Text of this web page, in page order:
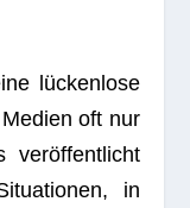
lücken­lose
oft nur
ver­öf­fent­licht
in